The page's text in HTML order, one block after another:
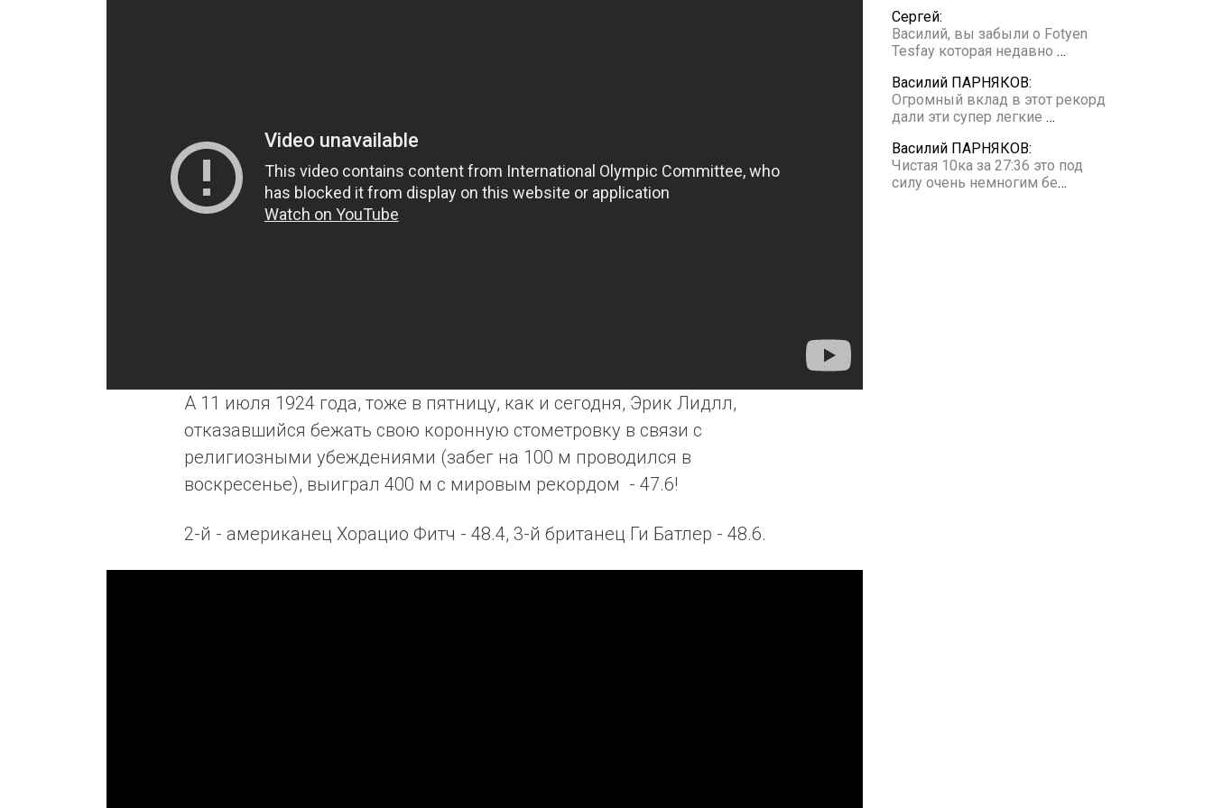
А 11 июля 1924 года, тоже в пятницу, как и сегодня, Эрик Лидлл,
отказавшийся бежать свою коронную стометровку в связи с
религиозными убеждениями (забег на 100 м проводился в
воскресенье), выиграл 400 м с мировым рекордом - 47.6!
2-й - американец Хорацио Фитч - 48.4, 3-й британец Ги Батлер - 48.6.
Сергей:
Василий, вы забыли о Fotyen
Tesfay которая недавно …
Василий ПАРНЯКОВ:
Огромный вклад в этот рекорд
дали эти супер легкие …
Василий ПАРНЯКОВ:
Чистая 10ка за 27:36 это под
силу очень немногим бе…